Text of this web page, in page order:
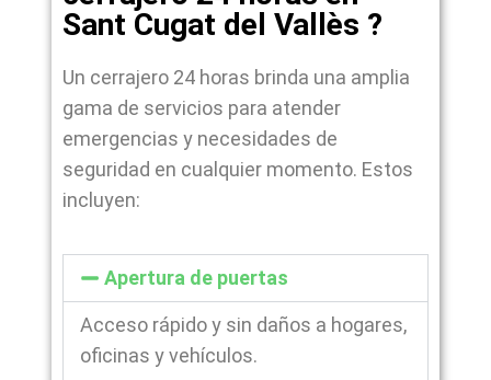
Sant Cugat del Vallès ?
Un cerrajero 24 horas brinda una amplia
gama de servicios para atender
emergencias y necesidades de
seguridad en cualquier momento. Estos
incluyen:
Apertura de puertas
Acceso rápido y sin daños a hogares,
oficinas y vehículos.